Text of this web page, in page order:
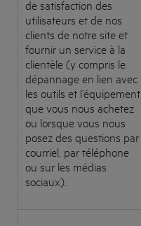
de satisfaction des
utilisateurs et de nos
clients de notre site et
fournir un service à la
clientèle (y compris le
dépannage en lien avec
les outils et l’équipement
que vous nous achetez
ou lorsque vous nous
posez des questions par
courriel, par téléphone
ou sur les médias
sociaux).